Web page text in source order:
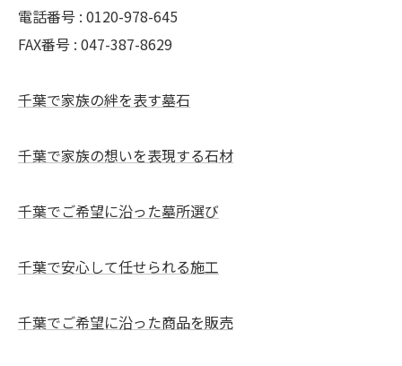
電話番号 : 0120-978-645
FAX番号 : 047-387-8629
千葉で家族の絆を表す墓石
千葉で家族の想いを表現する石材
千葉でご希望に沿った墓所選び
千葉で安心して任せられる施工
千葉でご希望に沿った商品を販売